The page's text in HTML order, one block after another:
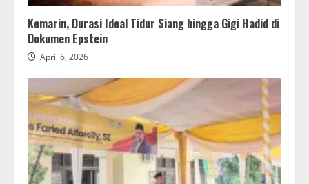
Kemarin, Durasi Ideal Tidur Siang hingga Gigi Hadid di
Dokumen Epstein
April 6, 2026